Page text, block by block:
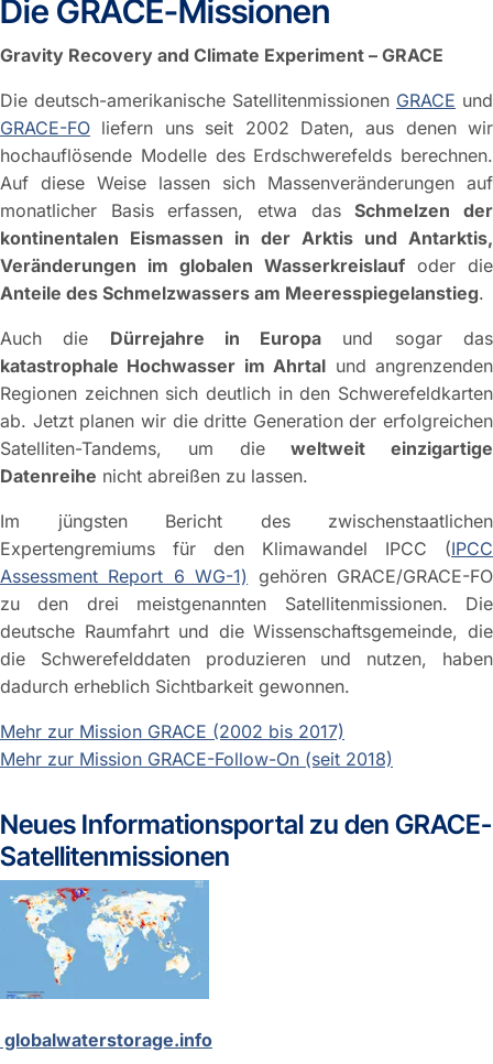
Die GRACE-Missionen
Gravity Recovery and Climate Experiment – GRACE
Die deutsch-amerikanische Satellitenmissionen GRACE und
GRACE-FO liefern uns seit 2002 Daten, aus denen wir
hochauflösende Modelle des Erdschwerefelds berechnen.
Auf diese Weise lassen sich Massenveränderungen auf
monatlicher Basis erfassen, etwa dasSchmelzen der
kontinentalen Eismassen in der Arktis und Antarktis,
Veränderungen im globalen Wasserkreislauf oder die
Anteile des Schmelzwassers am Meeresspiegelanstieg.
Auch die Dürrejahre in Europa und sogar das
katastrophale Hochwasser im Ahrtal und angrenzenden
Regionen zeichnen sich deutlich in den Schwerefeldkarten
ab. Jetzt planen wir die dritte Generation der erfolgreichen
Satelliten-Tandems, um dieweltweit einzigartige
Datenreihe nicht abreißen zu lassen.
Im jüngsten Bericht des zwischenstaatlichen
Expertengremiums für den Klimawandel IPCC (IPCC
Assessment Report 6 WG-1) gehören GRACE/GRACE-FO
zu den drei meistgenannten Satellitenmissionen. Die
deutsche Raumfahrt und die Wissenschaftsgemeinde, die
die Schwerefelddaten produzieren und nutzen, haben
dadurch erheblich Sichtbarkeit gewonnen.
Mehr zur Mission GRACE (2002 bis 2017)
Mehr zur Mission GRACE-Follow-On (seit 2018)
Neues Informationsportal zu den GRACE-
Satellitenmissionen
globalwaterstorage.info